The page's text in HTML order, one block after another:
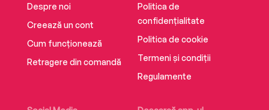
Despre noi
Creează un cont
Cum funcționează
Retragere din comandă
Politica de
confidențialitate
Politica de cookie
Termeni și condiții
Regulamente